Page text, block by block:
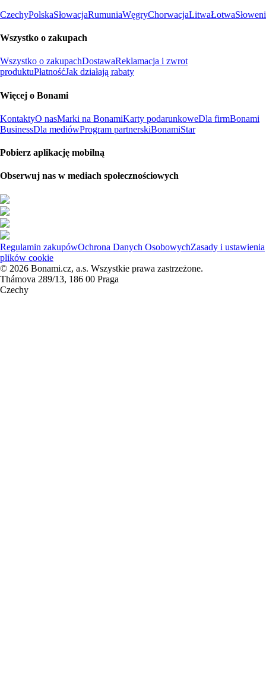
CzechyPolskaSłowacjaRumuniaWęgryChorwacjaLitwaŁotwa
Wszystko o zakupach
Wszystko o zakupachDostawaReklamacja i zwrot
produktuPłatnośćJak działają rabaty
Więcej o Bonami
KontaktyO nasMarki na BonamiKarty podarunkoweDla firmBonami
BusinessDla mediówProgram partnerskiBonamiStar
Pobierz aplikację mobilną
Obserwuj nas w mediach społecznościowych
Regulamin zakupówOchrona Danych OsobowychZasady i ustawienia
plików cookie
© 2026 Bonami.cz, a.s. Wszystkie prawa zastrzeżone.
Thámova 289/13, 186 00 Praga
Czechy